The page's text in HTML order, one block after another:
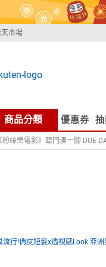
市場
商品分類 優惠券
粉絲樂電影》臨門湊一腳 DUE
流行!俏皮短髮x透視感Look 亞洲